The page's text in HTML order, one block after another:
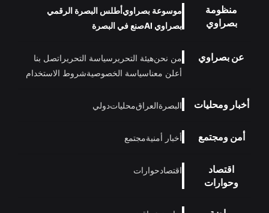
منظومة
بصراوي
موسوعة بصراويأطلس البصرة الرقمي
بصراوي AI
صنع في البصرة
عن بصراوي من نحنهيئة التحرير سياسة التحرير اتصل بنا
أعلن معناسياسة الخصوصيةشروط الاستخدام
أخبار ومحليات البصرةالعراقمحلياتدولي
أمن ومجتمع أخبار أمنيةمجتمع
اقتصاد
وحوارات
اقتصادحوارات